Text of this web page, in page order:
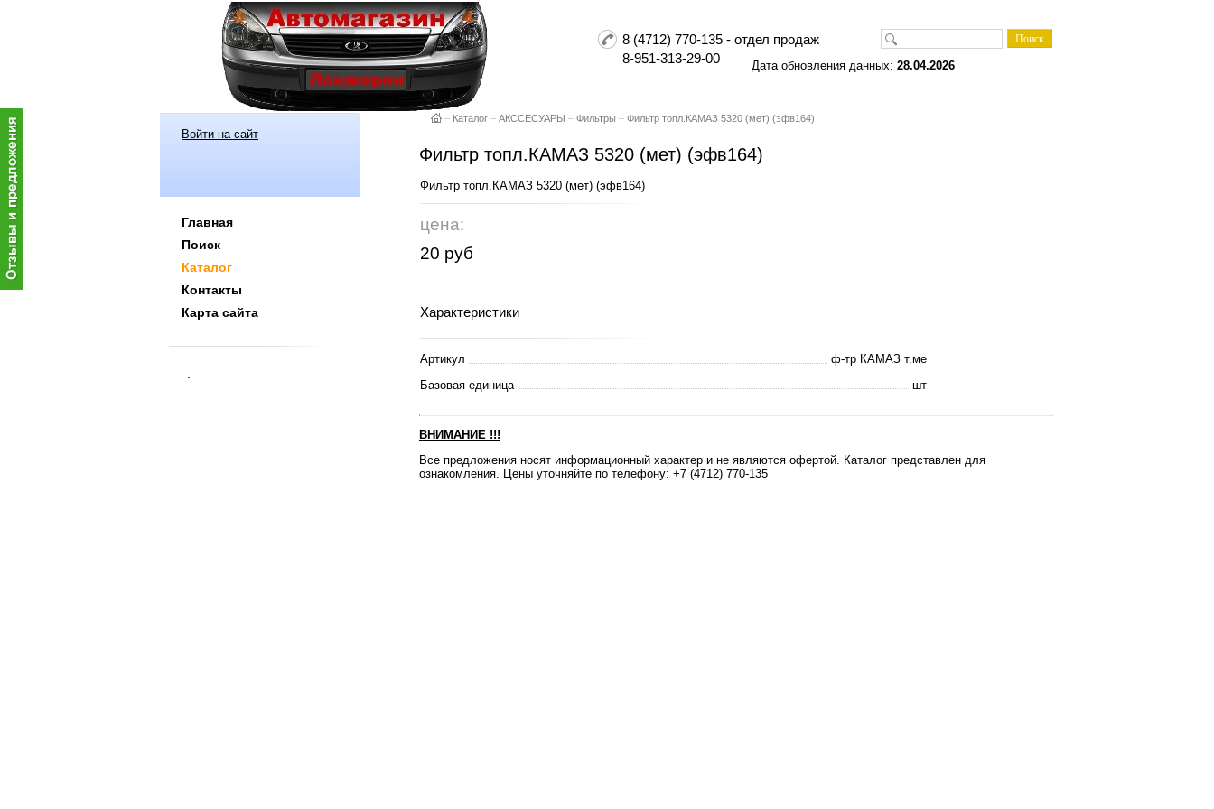
8 (4712) 770-135 - отдел продаж
8-951-313-29-00
Дата обновления данных: 28.04.2026
Войти на сайт
Главная
Поиск
Каталог
Контакты
Карта сайта
– Каталог – АКССЕСУАРЫ – Фильтры – Фильтр топл.КАМАЗ 5320 (мет) (эфв164)
Фильтр топл.КАМАЗ 5320 (мет) (эфв164)
Фильтр топл.КАМАЗ 5320 (мет) (эфв164)
цена:
20 руб
Характеристики
Артикул
ф-тр КАМАЗ т.ме
Базовая единица
шт
ВНИМАНИЕ !!!
Все предложения носят информационный характер и не являются офертой. Каталог представлен для
ознакомления. Цены уточняйте по телефону: +7 (4712) 770-135